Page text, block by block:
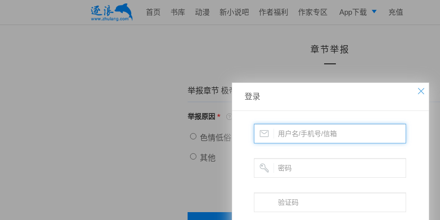
首页 书库 动漫 新小说吧 作者福利 作家专区 App下载
写作助手
充值
章节举报
举报章节 极帝战尊——第五百三十九章、绝境逢生，百雷淬体
举报原因 *
色情低俗 政治敏感 暴力低俗
其他
登录